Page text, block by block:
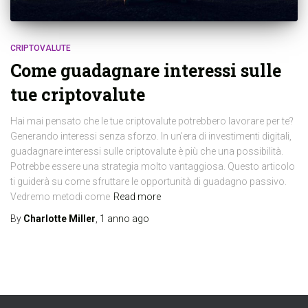
CRIPTOVALUTE
Come guadagnare interessi sulle
tue criptovalute
Hai mai pensato che le tue criptovalute potrebbero lavorare per te?
Generando interessi senza sforzo. In un’era di investimenti digitali,
guadagnare interessi sulle criptovalute è più che una possibilità.
Potrebbe essere una strategia molto vantaggiosa. Questo articolo
ti guiderà su come sfruttare le opportunità di guadagno passivo.
Vedremo metodi come Read more
By Charlotte Miller 1 anno ago